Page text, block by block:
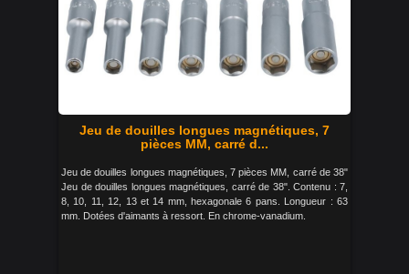
Jeu de douilles longues magnétiques, 7
pièces MM, carré d...
Jeu de douilles longues magnétiques, 7 pièces MM, carré de 38"
Jeu de douilles longues magnétiques, carré de 38". Contenu : 7,
8, 10, 11, 12, 13 et 14 mm, hexagonale 6 pans. Longueur : 63
mm. Dotées d'aimants à ressort. En chrome-vanadium.